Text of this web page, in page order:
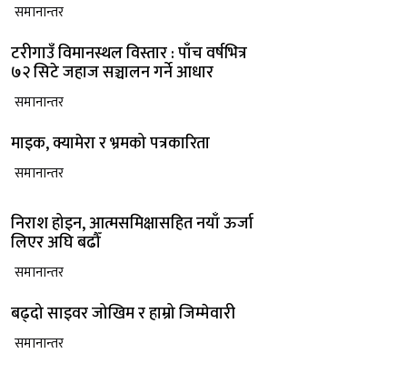
समानान्तर
टरीगाउँ विमानस्थल विस्तार : पाँच वर्षभित्र
७२ सिटे जहाज सञ्चालन गर्ने आधार
समानान्तर
माइक, क्यामेरा र भ्रमको पत्रकारिता
समानान्तर
निराश होइन, आत्मसमिक्षासहित नयाँ ऊर्जा
लिएर अघि बढौँ
समानान्तर
बढ्दो साइवर जोखिम र हाम्रो जिम्मेवारी
समानान्तर